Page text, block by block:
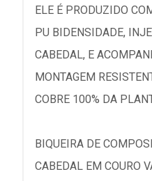
ELE É PRODUZIDO
PU BIDENSIDADE,
CABEDAL, E
MONTAGEM
COBRE 100% DA
BIQUEIRA DE
CABEDAL EM COURO